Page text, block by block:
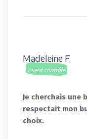
Madeleine F.
Client contrôlé
Je cherchais une
respectait mon
choix.